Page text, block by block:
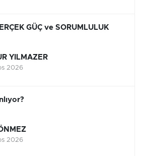
GÜÇ ve SORUMLULUK
YILMAZER
2026
2026